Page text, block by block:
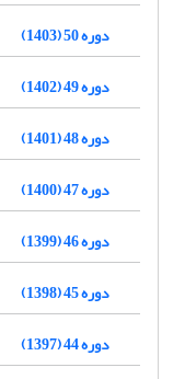
دوره 50 (1403)
دوره 49 (1402)
دوره 48 (1401)
دوره 47 (1400)
دوره 46 (1399)
دوره 45 (1398)
دوره 44 (1397)